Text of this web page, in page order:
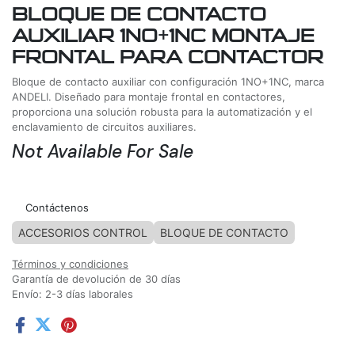
BLOQUE DE CONTACTO
AUXILIAR 1NO+1NC MONTAJE
FRONTAL PARA CONTACTOR
Bloque de contacto auxiliar con configuración 1NO+1NC, marca
ANDELI. Diseñado para montaje frontal en contactores,
proporciona una solución robusta para la automatización y el
enclavamiento de circuitos auxiliares.
Not Available For Sale
Contáctenos
ACCESORIOS CONTROL BLOQUE DE CONTACTO
Términos y condiciones
Garantía de devolución de 30 días
Envío: 2-3 días laborales